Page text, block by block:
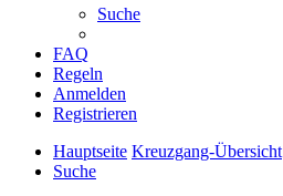
Suche
FAQ
Regeln
Anmelden
Registrieren
Hauptseite Kreuzgang-Übersicht
Suche